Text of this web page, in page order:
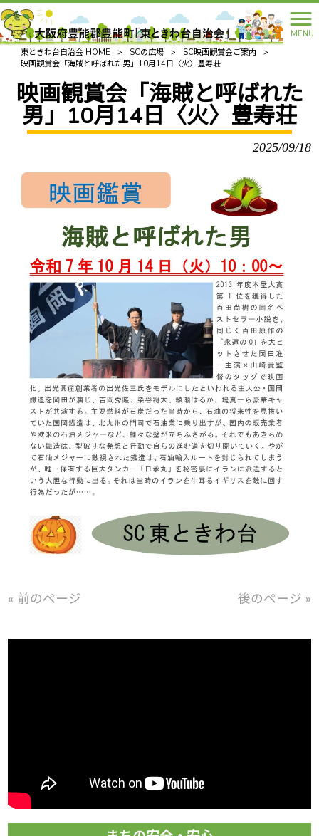
MENU
東ときわ台自治会 HOME
> SCの広場 > SC映画観賞会ご案内
>
映画観賞会「海賊と呼ばれた男」10月14日〈火〉豊寿荘
映画観賞会「海賊と呼ばれた
男」10月14日〈火〉豊寿荘
2025/09/18
« 前のページ 後のページ »